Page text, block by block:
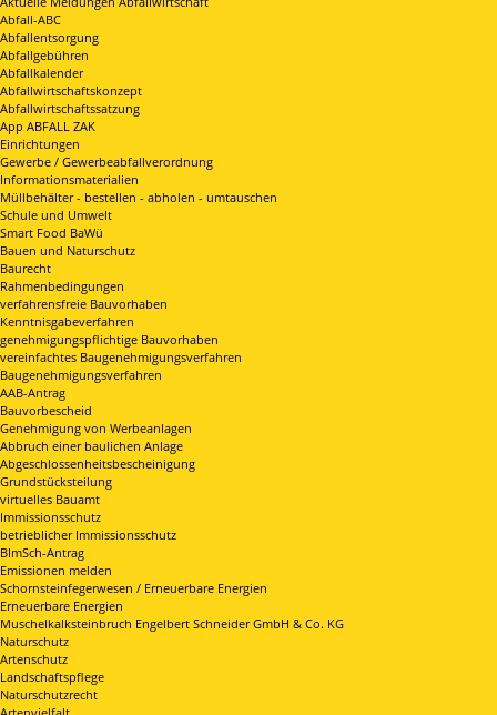
Abfall-ABC
Abfallentsorgung
Abfallgebühren
Abfallkalender
Abfallwirtschaftskonzept
Abfallwirtschaftssatzung
App ABFALL ZAK
Einrichtungen
Gewerbe / Gewerbeabfallverordnung
Informationsmaterialien
Müllbehälter - bestellen - abholen - umtauschen
Schule und Umwelt
Smart Food BaWü
Bauen und Naturschutz
Baurecht
Rahmenbedingungen
verfahrensfreie Bauvorhaben
Kenntnisgabeverfahren
genehmigungspflichtige Bauvorhaben
vereinfachtes Baugenehmigungsverfahren
Baugenehmigungsverfahren
AAB-Antrag
Bauvorbescheid
Genehmigung von Werbeanlagen
Abbruch einer baulichen Anlage
Abgeschlossenheitsbescheinigung
Grundstücksteilung
virtuelles Bauamt
Immissionsschutz
betrieblicher Immissionsschutz
BImSch-Antrag
Emissionen melden
Schornsteinfegerwesen / Erneuerbare Energien
Erneuerbare Energien
Muschelkalksteinbruch Engelbert Schneider GmbH & Co. KG
Naturschutz
Artenschutz
Landschaftspflege
Naturschutzrecht